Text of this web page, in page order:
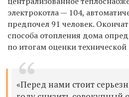
электрокотла — 104,
предпочел 91 человек.
способа отопления дома
по итогам оценки
«Перед нами стоит